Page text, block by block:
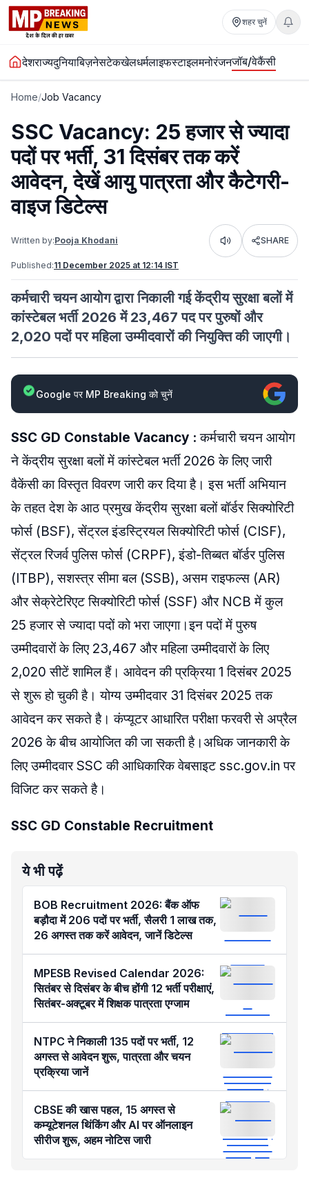
शहर चुनें
देशराज्यदुनियाबिज़नेसटेकखेलधर्मलाइफस्टाइलमनोरंजनजॉब/वेकैंसी
Home/Job Vacancy
SSC Vacancy: 25 हजार से ज्यादा
पदों पर भर्ती, 31 दिसंबर तक करें
आवेदन, देखें आयु पात्रता और कैटेगरी-
वाइज डिटेल्स
Written by:Pooja Khodani Listen SHARE
Published:11 December 2025 at 12:14 IST
कर्मचारी चयन आयोग द्वारा निकाली गई केंद्रीय सुरक्षा बलों में
कांस्टेबल भर्ती 2026 में 23,467 पद पर पुरुषों और
2,020 पदों पर महिला उम्मीदवारों की नियुक्ति की जाएगी।
Google पर MP Breaking को चुनें
SSC GD Constable Vacancy :कर्मचारी चयन आयोग
ने केंद्रीय सुरक्षा बलों में कांस्टेबल भर्ती 2026 के लिए जारी
वैकेंसी का विस्तृत विवरण जारी कर दिया है। इस भर्ती अभियान
के तहत देश के आठ प्रमुख केंद्रीय सुरक्षा बलों बॉर्डर सिक्योरिटी
फोर्स (BSF), सेंट्रल इंडस्ट्रियल सिक्योरिटी फोर्स (CISF),
सेंट्रल रिजर्व पुलिस फोर्स (CRPF), इंडो-तिब्बत बॉर्डर पुलिस
(ITBP), सशस्त्र सीमा बल (SSB), असम राइफल्स (AR)
और सेक्रेटेरिएट सिक्योरिटी फोर्स (SSF) और NCB में कुल
25 हजार से ज्यादा पदों को भरा जाएगा।इन पदों में पुरुष
उम्मीदवारों के लिए 23,467 और महिला उम्मीदवारों के लिए
2,020 सीटें शामिल हैं। आवेदन की प्रक्रिया 1 दिसंबर 2025
से शुरू हो चुकी है। योग्य उम्मीदवार 31 दिसंबर 2025 तक
आवेदन कर सकते है। कंप्यूटर आधारित परीक्षा फरवरी से अप्रैल
2026 के बीच आयोजित की जा सकती है।अधिक जानकारी के
लिए उम्मीदवार SSC की आधिकारिक वेबसाइट ssc.gov.in पर
विजिट कर सकते है।
SSC GD Constable Recruitment
ये भी पढ़ें
BOB Recruitment 2026: बैंक ऑफ
बड़ौदा में 206 पदों पर भर्ती, सैलरी 1 लाख तक,
26 अगस्त तक करें आवेदन, जानें डिटेल्स
MPESB Revised Calendar 2026:
सितंबर से दिसंबर के बीच होंगी 12 भर्ती परीक्षाएं,
सितंबर-अक्टूबर में शिक्षक पात्रता एग्जाम
NTPC ने निकाली 135 पदों पर भर्ती, 12
अगस्त से आवेदन शुरू, पात्रता और चयन
प्रक्रिया जानें
CBSE की खास पहल, 15 अगस्त से
कम्यूटेशनल थिंकिंग और AI पर ऑनलाइन
सीरीज शुरू, अहम नोटिस जारी